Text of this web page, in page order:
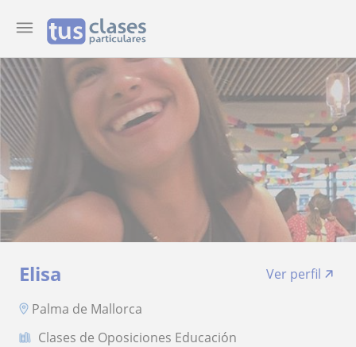
Elisa
Ver perfil
Palma de Mallorca
Clases de Oposiciones Educación